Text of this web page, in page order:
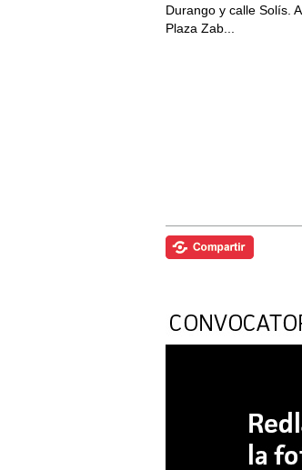
Durango y calle Solís.
Plaza Zab...